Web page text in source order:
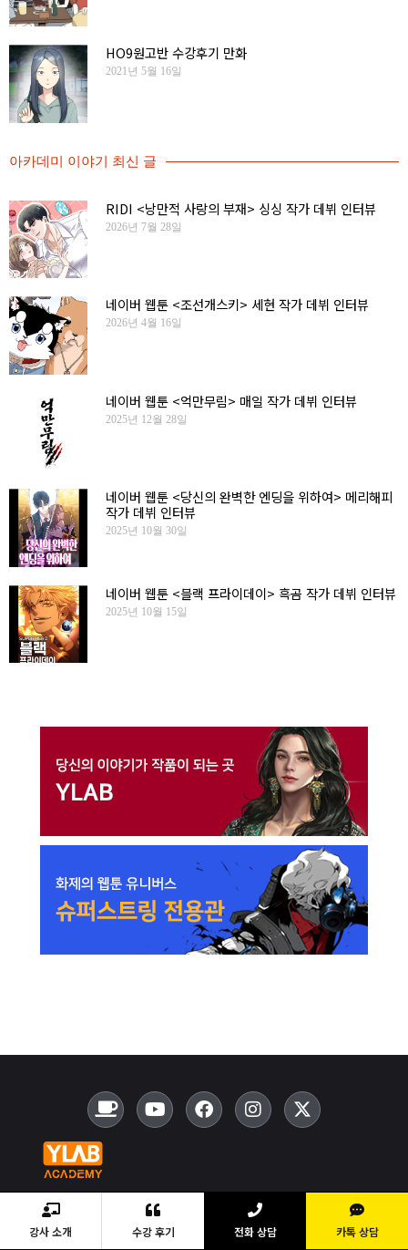
HO9원고반 수강후기 만화
2021년 5월 16일
아카데미 이야기 최신 글
RIDI <낭만적 사랑의 부재> 싱싱 작가 데뷔 인터뷰
2026년 7월 28일
네이버 웹툰 <조선개스키> 세현 작가 데뷔 인터뷰
2026년 4월 16일
네이버 웹툰 <억만무림> 매일 작가 데뷔 인터뷰
2025년 12월 28일
네이버 웹툰 <당신의 완벽한 엔딩을 위하여> 메리해피
작가 데뷔 인터뷰
2025년 10월 30일
네이버 웹툰 <블랙 프라이데이> 흑곰 작가 데뷔 인터뷰
2025년 10월 15일
YLAB ACADEMY 와이랩만화학원
대표 박현 학원등록번호 제02201500199호
사업자등록번호 148-87-00263
강사 소개 수강 후기 전화 상담 카톡 상담